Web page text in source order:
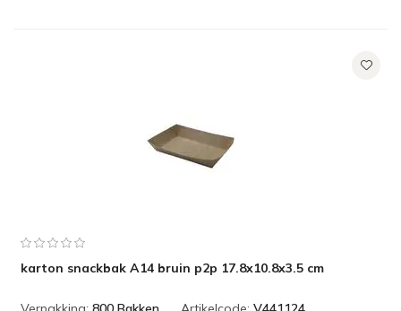
karton snackbak A14 bruin p2p 17.8x10.8x3.5 cm